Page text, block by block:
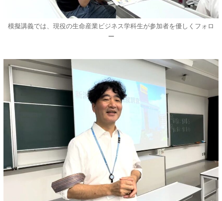
模擬講義では、現役の生命産業ビジネス学科生が参加者を優しくフォロ
ー